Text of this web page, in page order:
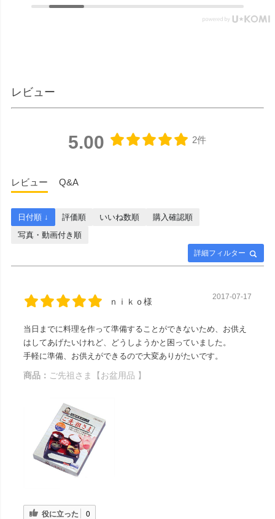
そんなお困りごとにお応え
@simple_butudan ■メモリア
ルギャラリー国分寺店 東京
ール国分寺ビル ■メモリアル
ギャラリー千葉店 千葉県千
数珠 #念珠 #線香 #ローソク
手元供養 #お墓参り #墓じま
い #葬儀 #家族 #死別 #ペッ
ト供養 #メモリアルギャラリ
ラリー千葉店 #通販 #ウェブ
らべ 桜/一葉/紅梅/椿（甘・
優）5本入（桐箱） ▼メモリ
レビュー
5.00 2件
レビュー Q&A
詳細フィルター
日付順 ↓ 評価順 いいね数順
購入確認順
写真・動画付き順
ｎｉｋｏ様 2017-07-17
当日までに料理を作って準備することができないため、お供え
はしてあげたいけれど、どうしようかと困っていました。
手軽に準備、お供えができるので大変ありがたいです。
商品： ご先祖さま【お盆用品 】
役に立った 0